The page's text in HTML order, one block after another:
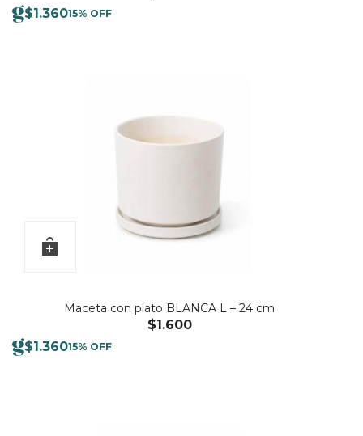
$1.36015% OFF
Maceta con plato BLANCA L – 24 cm
$1.600
$1.36015% OFF